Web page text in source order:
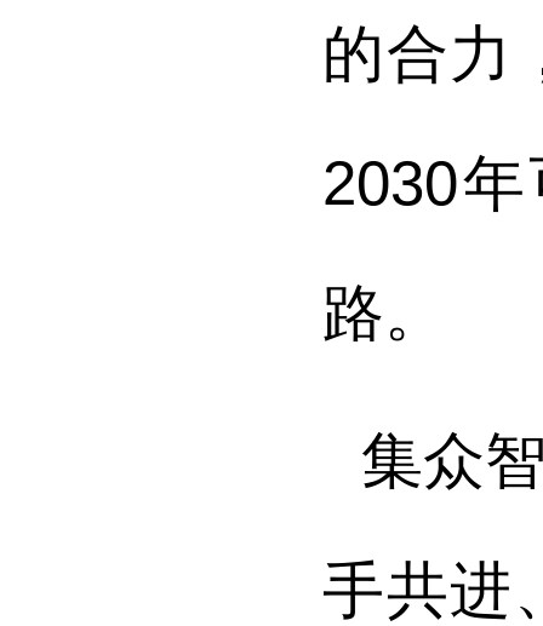
的合力
2030
路。
集众
手共进